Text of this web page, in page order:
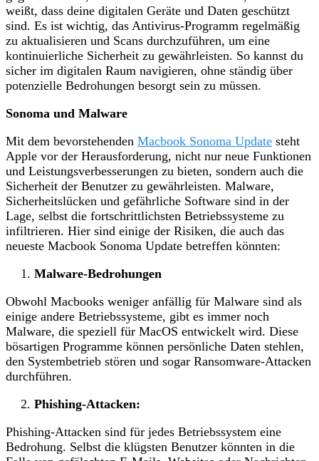
weißt, dass deine digitalen Geräte und Daten geschützt
sind. Es ist wichtig, das Antivirus-Programm regelmäßig
zu aktualisieren und Scans durchzuführen, um eine
kontinuierliche Sicherheit zu gewährleisten. So kannst du
sicher im digitalen Raum navigieren, ohne ständig über
potenzielle Bedrohungen besorgt sein zu müssen.
Sonoma und Malware
Mit dem bevorstehenden Macbook Sonoma Update steht
Apple vor der Herausforderung, nicht nur neue Funktionen
und Leistungsverbesserungen zu bieten, sondern auch die
Sicherheit der Benutzer zu gewährleisten. Malware,
Sicherheitslücken und gefährliche Software sind in der
Lage, selbst die fortschrittlichsten Betriebssysteme zu
infiltrieren. Hier sind einige der Risiken, die auch das
neueste Macbook Sonoma Update betreffen könnten:
Malware-Bedrohungen
Obwohl Macbooks weniger anfällig für Malware sind als
einige andere Betriebssysteme, gibt es immer noch
Malware, die speziell für MacOS entwickelt wird. Diese
bösartigen Programme können persönliche Daten stehlen,
den Systembetrieb stören und sogar Ransomware-Attacken
durchführen.
Phishing-Attacken:
Phishing-Attacken sind für jedes Betriebssystem eine
Bedrohung. Selbst die klügsten Benutzer könnten in die